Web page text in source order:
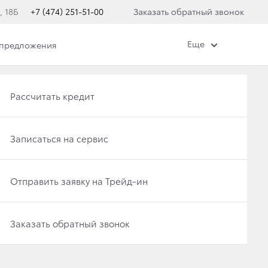
18Б +7 (474) 251-51-00 Заказать обратный звонок
Получить консультацию по кредиту
Отправить заявку на Трейд-ин
Записаться на сервис
Заказать обратный звонок
Рассчитать кредит
Записаться на сервис
Отправить заявку на Трейд-ин
Заказать обратный звонок
Еще